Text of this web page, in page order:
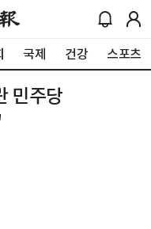
국제 건강 스포츠
민주당